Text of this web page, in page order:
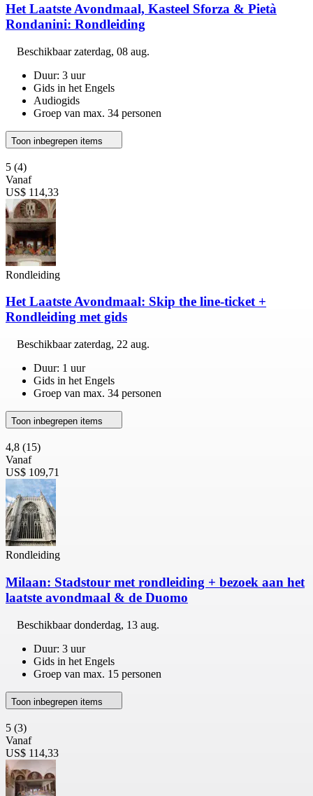
Het Laatste Avondmaal, Kasteel Sforza & Pietà
Rondanini: Rondleiding
Beschikbaarzaterdag, 08 aug.
Duur: 3 uur
Gids in het Engels
Audiogids
Groep van max. 34 personen
Toon inbegrepen items
5 (4)
Vanaf
US$ 114,33
Rondleiding
Het Laatste Avondmaal: Skip the line-ticket +
Rondleiding met gids
Beschikbaarzaterdag, 22 aug.
Duur: 1 uur
Gids in het Engels
Groep van max. 34 personen
Toon inbegrepen items
4,8 (15)
Vanaf
US$ 109,71
Rondleiding
Milaan: Stadstour met rondleiding + bezoek aan het
laatste avondmaal & de Duomo
Beschikbaardonderdag, 13 aug.
Duur: 3 uur
Gids in het Engels
Groep van max. 15 personen
Toon inbegrepen items
5 (3)
Vanaf
US$ 114,33